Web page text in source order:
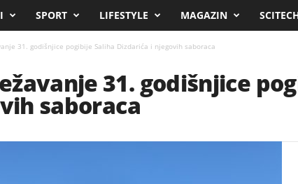
SPORT LIFESTYLE MAGAZIN
31. godišnjice pogibije Saliha Dizdarića i njegovih saboraca
31. godišnjice
saboraca